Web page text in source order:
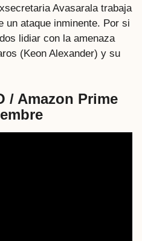
Avasarala trabaja
un ataque inminente. Por si
lidiar con la amenaza
(Keon Alexander) y su
/ Amazon Prime